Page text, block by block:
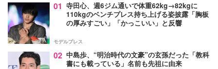
01 寺田心、週6ジム通いで体重62kg→82kgに
110kgのベンチプレス持ち上げる姿披露「胸板
の厚みすごい」「かっこいい」と反響
モデルプレス
02 中島歩、“明治時代の文豪”の玄孫だった「教科
書にも載っている」名前も先祖に由来